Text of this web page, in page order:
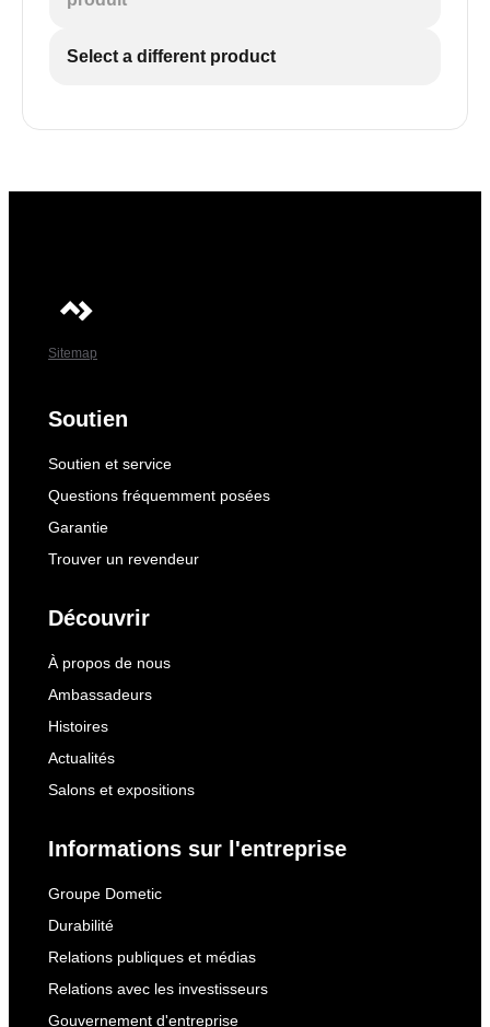
Select a different product
Sitemap
Soutien
Soutien et service
Questions fréquemment posées
Garantie
Trouver un revendeur
Découvrir
À propos de nous
Ambassadeurs
Histoires
Actualités
Salons et expositions
Informations sur l'entreprise
Groupe Dometic
Durabilité
Relations publiques et médias
Relations avec les investisseurs
Gouvernement d'entreprise